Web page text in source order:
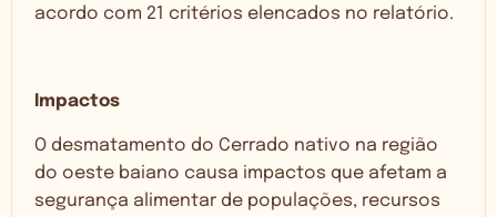
acordo com 21 critérios elencados no relatório.
Impactos
O desmatamento do Cerrado nativo na região
do oeste baiano causa impactos que afetam a
segurança alimentar de populações, recursos